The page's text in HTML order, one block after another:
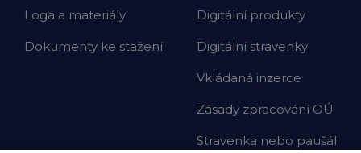
Loga a materiály
Dokumenty ke stažení
Digitální produkty
Digitální stravenky
Vkládaná inzerce
Zásady zpracování OÚ
Stravenka nebo paušál